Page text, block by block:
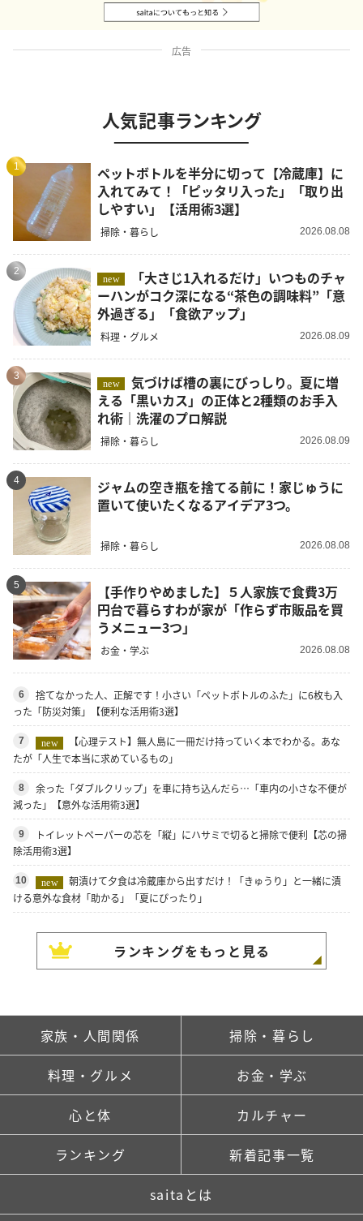
広告
人気記事ランキング
1
ペットボトルを半分に切って【冷蔵庫】に
入れてみて！「ピッタリ入った」「取り出
しやすい」【活用術3選】
掃除・暮らし 2026.08.08
2
new
ーハンがコク深になる“茶色の調味料”「意
外過ぎる」「食欲アップ」
料理・グルメ 2026.08.09
3
new
気づけば槽の裏にびっしり。夏に増
える「黒いカス」の正体と2種類のお手入
れ術｜洗濯のプロ解説
掃除・暮らし 2026.08.09
4
ジャムの空き瓶を捨てる前に！家じゅうに
置いて使いたくなるアイデア3つ。
掃除・暮らし 2026.08.08
5
【手作りやめました】５人家族で食費3万
円台で暮らすわが家が「作らず市販品を買
うメニュー3つ」
お金・学ぶ 2026.08.08
6
捨てなかった人、正解です！小さい「ペットボトルのふた」に6枚も入
った「防災対策」【便利な活用術3選】
7 new
【心理テスト】無人島に一冊だけ持っていく本でわかる。あな
たが「人生で本当に求めているもの」
8
余った「ダブルクリップ」を車に持ち込んだら…「車内の小さな不便が
減った」【意外な活用術3選】
9
トイレットペーパーの芯を「縦」にハサミで切ると掃除で便利【芯の掃
除活用術3選】
10 new
朝漬けて夕食は冷蔵庫から出すだけ！「きゅうり」と一緒に漬
ける意外な食材「助かる」「夏にぴったり」
ランキングをもっと見る
家族・人間関係 掃除・暮らし
料理・グルメ お金・学ぶ
心と体 カルチャー
ランキング 新着記事一覧
saitaとは